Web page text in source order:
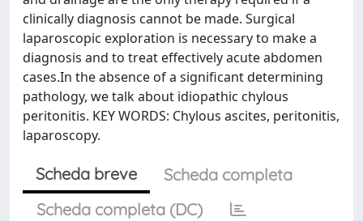
clinically diagnosis cannot be made. Surgical
laparoscopic exploration is necessary to make a
diagnosis and to treat effectively acute abdomen
cases.In the absence of a significant determining
pathology, we talk about idiopathic chylous
peritonitis. KEY WORDS: Chylous ascites, peritonitis,
laparoscopy.
Scheda breve
Scheda completa
Scheda completa (DC)